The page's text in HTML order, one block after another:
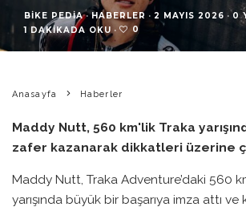
BIKE PEDIA · HABERLER · 2 MAYIS 2026 · 0
1 DAKIKADA OKU · 0
Anasayfa Haberler
Maddy Nutt, 560 km'lik Traka
zafer kazanarak dikkatleri üzerine
Maddy Nutt, Traka Adventure’daki 560
yarışında büyük bir başarıya imza attı